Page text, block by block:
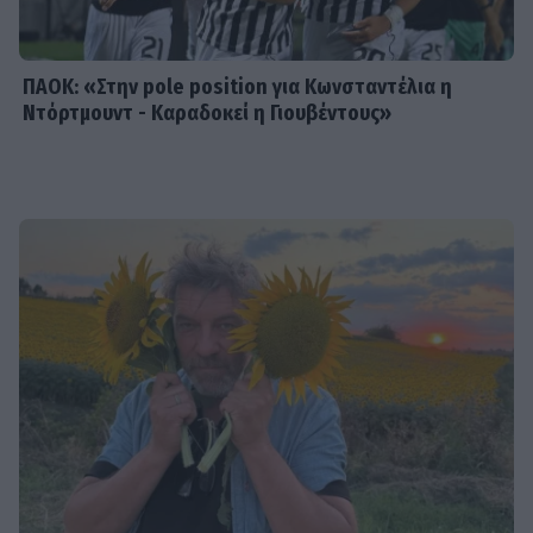
ΠΑΟΚ: «Στην pole position για Κωνσταντέλια η
Ντόρτμουντ - Καραδοκεί η Γιουβέντους»